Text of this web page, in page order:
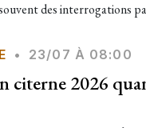
des interrogations
• 23/07 À 08:00
citerne 2026